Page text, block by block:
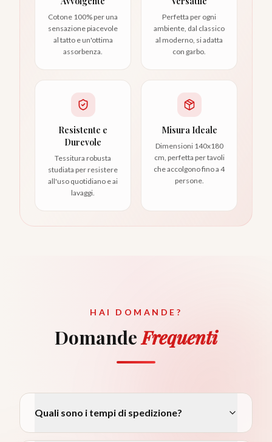
Cotone 100% per una
sensazione piacevole
al tatto e un'ottima
assorbenza.
Perfetta per ogni
ambiente, dal classico
al moderno, si adatta
con garbo.
Resistente e
Durevole
Tessitura robusta
studiata per resistere
all'uso quotidiano e ai
lavaggi.
Misura Ideale
Dimensioni 140x180
cm, perfetta per tavoli
che accolgono fino a 4
persone.
HAI DOMANDE?
DomandeFrequenti
Quali sono i tempi di spedizione?